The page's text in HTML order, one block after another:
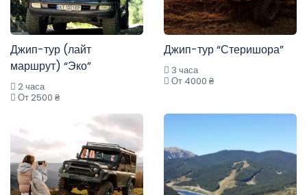
Джип-тур (лайт
маршрут) “Эко”
2 часа
От 2500 ₴
Джип-тур “Стеришора”
3 часа
От 4000 ₴